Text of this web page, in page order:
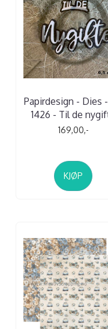
Papirdesign - Dies
1426 - Til de
169,00,-
KJØP